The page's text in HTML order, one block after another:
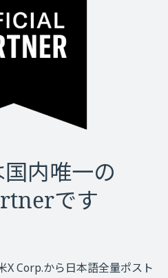
内唯一の
です
Corp.から日本語全量ポスト